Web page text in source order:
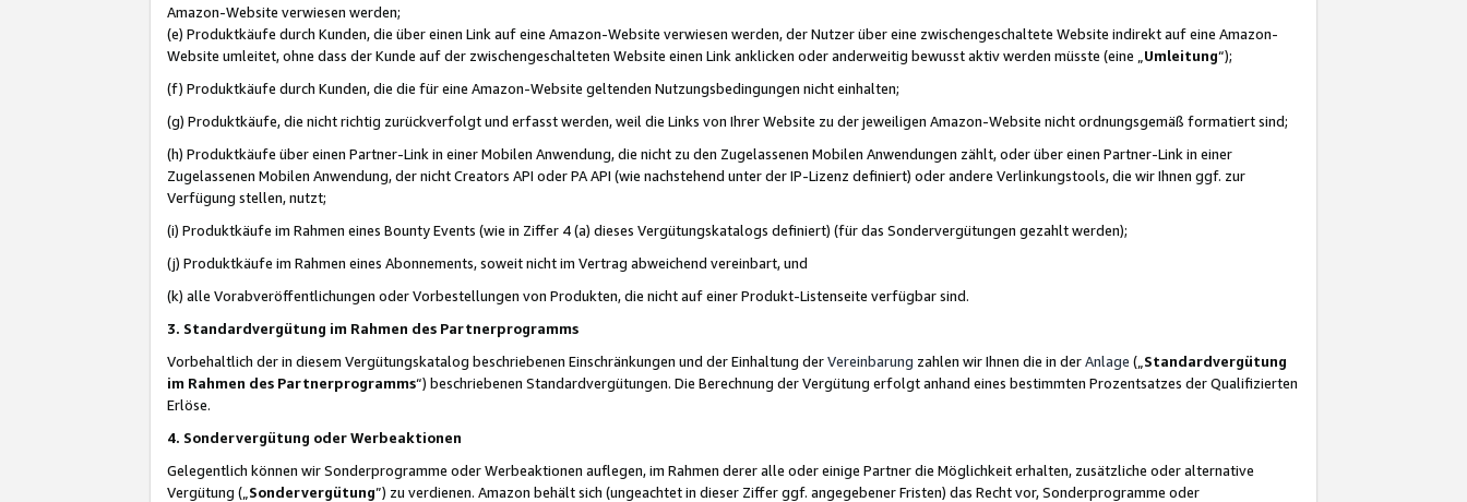
Amazon-Website verwiesen werden;
(e) Produktkäufe durch Kunden, die über einen Link auf eine Amazon-Website verwiesen werden, der Nutzer über eine zwischengeschaltete Website indirekt auf eine Amazon-
Website umleitet, ohne dass der Kunde auf der zwischengeschalteten Website einen Link anklicken oder anderweitig bewusst aktiv werden müsste (eine „ Umleitung“);
(f) Produktkäufe durch Kunden, die die für eine Amazon-Website geltenden Nutzungsbedingungen nicht einhalten;
(g) Produktkäufe, die nicht richtig zurückverfolgt und erfasst werden, weil die Links von Ihrer Website zu der jeweiligen Amazon-Website nicht ordnungsgemäß formatiert sind;
(h) Produktkäufe über einen Partner-Link in einer Mobilen Anwendung, die nicht zu den Zugelassenen Mobilen Anwendungen zählt, oder über einen Partner-Link in einer
Zugelassenen Mobilen Anwendung, der nicht Creators API oder PA API (wie nachstehend unter der IP-Lizenz definiert) oder andere Verlinkungstools, die wir Ihnen ggf. zur
Verfügung stellen, nutzt;
(i) Produktkäufe im Rahmen eines Bounty Events (wie in Ziffer 4 (a) dieses Vergütungskatalogs definiert) (für das Sondervergütungen gezahlt werden);
(j) Produktkäufe im Rahmen eines Abonnements, soweit nicht im Vertrag abweichend vereinbart, und
(k) alle Vorabveröffentlichungen oder Vorbestellungen von Produkten, die nicht auf einer Produkt-Listenseite verfügbar sind.
3. Standardvergütung im Rahmen des Partnerprogramms
Vorbehaltlich der in diesem Vergütungskatalog beschriebenen Einschränkungen und der Einhaltung derVereinbarung zahlen wir Ihnen die in derAnlage („ Standardvergütung
im Rahmen des Partnerprogramms“) beschriebenen Standardvergütungen. Die Berechnung der Vergütung erfolgt anhand eines bestimmten Prozentsatzes der Qualifizierten
Erlöse.
4. Sondervergütung oder Werbeaktionen
Gelegentlich können wir Sonderprogramme oder Werbeaktionen auflegen, im Rahmen derer alle oder einige Partner die Möglichkeit erhalten, zusätzliche oder alternative
Vergütung („ Sondervergütung”) zu verdienen. Amazon behält sich (ungeachtet in dieser Ziffer ggf. angegebener Fristen) das Recht vor, Sonderprogramme oder